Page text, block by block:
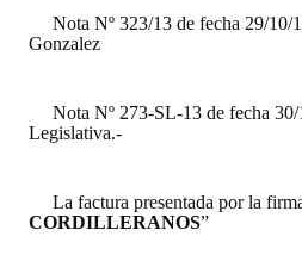
DOCUMENTOS
Proyectos Presentados
Actas de Sesión
Nota Nº 323/13 de fecha 29/10/
Gonzalez
Nota Nº 273-SL-13 de fecha 30/
Legislativa.-
La factura presentada por la
CORDILLERANOS”